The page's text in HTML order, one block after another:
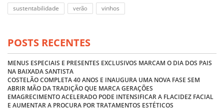
sustentabilidade verão vinhos
POSTS RECENTES
MENUS ESPECIAIS E PRESENTES EXCLUSIVOS MARCAM O DIA DOS PAIS
NA BAIXADA SANTISTA
COSTELÃO COMPLETA 40 ANOS E INAUGURA UMA NOVA FASE SEM
ABRIR MÃO DA TRADIÇÃO QUE MARCA GERAÇÕES
EMAGRECIMENTO ACELERADO PODE INTENSIFICAR A FLACIDEZ FACIAL
E AUMENTAR A PROCURA POR TRATAMENTOS ESTÉTICOS